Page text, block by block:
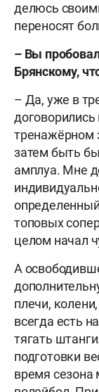
делюсь
переносят
– Вы
Брянскому,
– Да, уже в
договорились
тренажёрном
затем быть
амплуа. Мне
топовых
целом начал
А
плечи,
всегда есть
тягать
подготовки
время сезона